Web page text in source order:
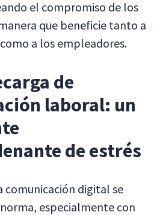
el compromiso de los
que beneficie tanto a
a los empleadores.
de
laboral: un
de estrés
comunicación digital se
especialmente con